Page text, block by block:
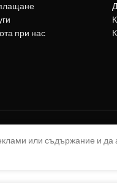
при нас
или съдържание и